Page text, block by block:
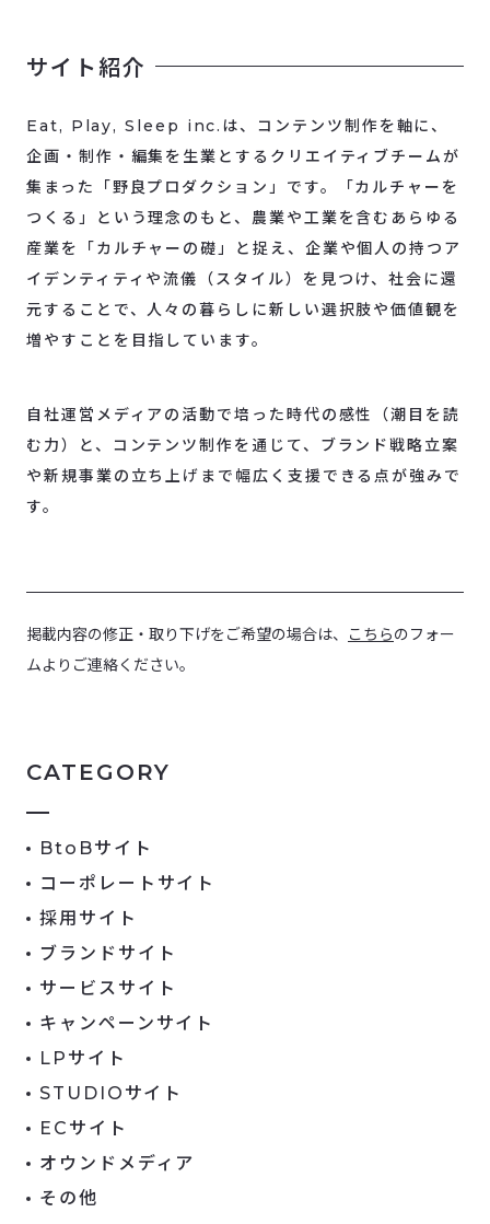
サイト紹介
Eat, Play, Sleep inc.は、コンテンツ制作を軸に、
企画・制作・編集を生業とするクリエイティブチームが
集まった「野良プロダクション」です。「カルチャーを
つくる」という理念のもと、農業や工業を含むあらゆる
産業を「カルチャーの礎」と捉え、企業や個人の持つア
イデンティティや流儀（スタイル）を見つけ、社会に還
元することで、人々の暮らしに新しい選択肢や価値観を
増やすことを目指しています。
自社運営メディアの活動で培った時代の感性（潮目を読
む力）と、コンテンツ制作を通じて、ブランド戦略立案
や新規事業の立ち上げまで幅広く支援できる点が強みで
す。
掲載内容の修正・取り下げをご希望の場合は、 こちらのフォー
ムよりご連絡ください。
CATEGORY
BtoBサイト
コーポレートサイト
採用サイト
ブランドサイト
サービスサイト
キャンペーンサイト
LPサイト
STUDIOサイト
ECサイト
オウンドメディア
その他